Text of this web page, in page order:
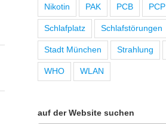
Nikotin PAK PCB PCP
Schlafplatz Schlafstörungen
Stadt München Strahlung
WHO WLAN
auf der Website suchen